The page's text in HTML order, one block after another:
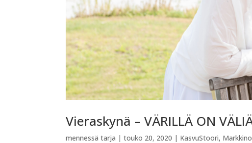
Vieraskynä – VÄRILLÄ ON
mennessätarja |touko 20, 2020 | KasvuStoori,